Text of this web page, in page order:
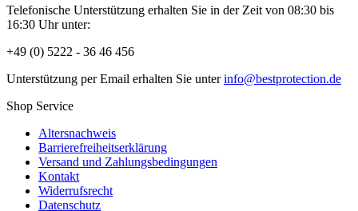
Telefonische Unterstützung erhalten Sie in der Zeit von 08:30 bis
16:30 Uhr unter:
+49 (0) 5222 - 36 46 456
Unterstützung per Email erhalten Sie unterinfo@bestprotection.de
Shop Service
Altersnachweis
Barrierefreiheitserklärung
Versand und Zahlungsbedingungen
Kontakt
Widerrufsrecht
Datenschutz